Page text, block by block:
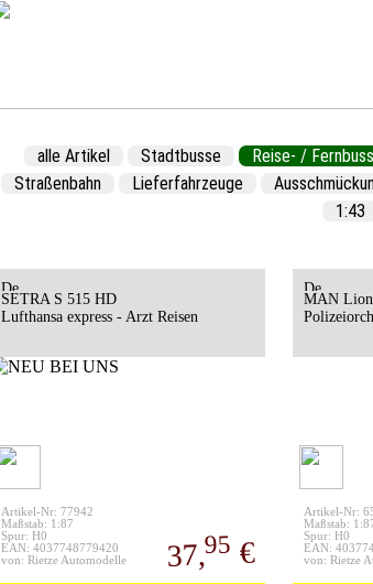
alle Artikel Stadtbusse Reise- /
Straßenbahn
Lieferfahrzeuge
1:43
SETRA S 515 HD
Lufthansa express - Arzt Reisen
Artikel-Nr: 77942
Maßstab: 1:87
Spur: H0
EAN: 4037748779420
von: Rietze Automodelle
37,95 €
MAN
Artikel-Nr:
Maßstab:
Spur: H0
EAN:
von: Rietze